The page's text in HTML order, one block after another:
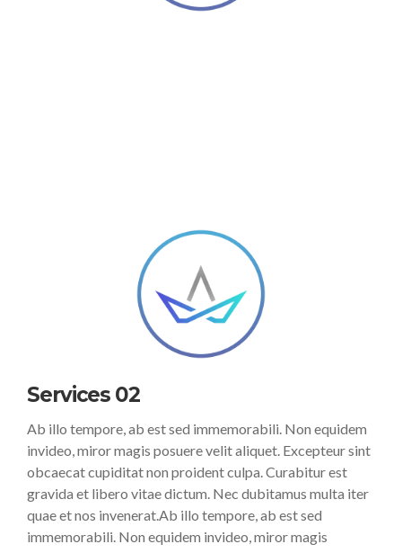
Services 02
Ab illo tempore, ab est sed immemorabili. Non equidem
invideo, miror magis posuere velit aliquet. Excepteur sint
obcaecat cupiditat non proident culpa. Curabitur est
gravida et libero vitae dictum. Nec dubitamus multa iter
quae et nos invenerat.Ab illo tempore, ab est sed
immemorabili. Non equidem invideo, miror magis